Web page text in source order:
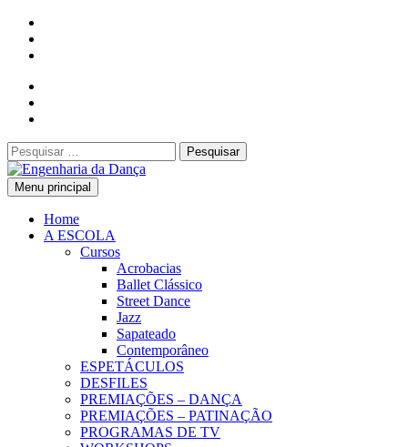
Pesquisar
por:
Engenharia da Dança
Menu principal
Home
A ESCOLA
Cursos
Acrobacias
Ballet Clássico
Street Dance
Jazz
Sapateado
Contemporâneo
ESPETÁCULOS
DESFILES
PREMIAÇÕES – DANÇA
PREMIAÇÕES – PATINAÇÃO
PROGRAMAS DE TV